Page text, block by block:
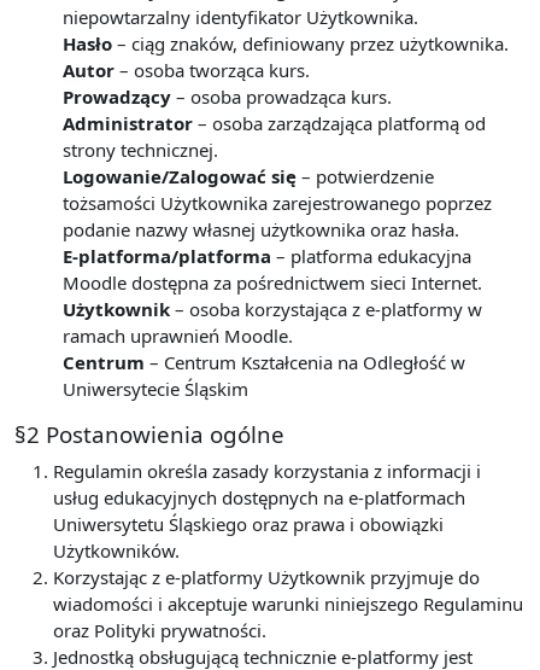
niepowtarzalny identyfikator Użytkownika.
Hasło – ciąg znaków, definiowany przez użytkownika.
Autor – osoba tworząca kurs.
Prowadzący – osoba prowadząca kurs.
Administrator – osoba zarządzająca platformą od
strony technicznej.
Logowanie/Zalogować się – potwierdzenie
tożsamości Użytkownika zarejestrowanego poprzez
podanie nazwy własnej użytkownika oraz hasła.
E-platforma/platforma – platforma edukacyjna
Moodle dostępna za pośrednictwem sieci Internet.
Użytkownik – osoba korzystająca z e-platformy w
ramach uprawnień Moodle.
Centrum – Centrum Kształcenia na Odległość w
Uniwersytecie Śląskim
§2 Postanowienia ogólne
Regulamin określa zasady korzystania z informacji i
usług edukacyjnych dostępnych na e-platformach
Uniwersytetu Śląskiego oraz prawa i obowiązki
Użytkowników.
Korzystając z e-platformy Użytkownik przyjmuje do
wiadomości i akceptuje warunki niniejszego Regulaminu
oraz Polityki prywatności.
Jednostką obsługującą technicznie e-platformy jest